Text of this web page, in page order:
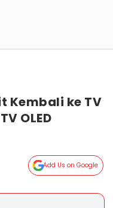
Kembali ke TV
OLED
Add Us on Google